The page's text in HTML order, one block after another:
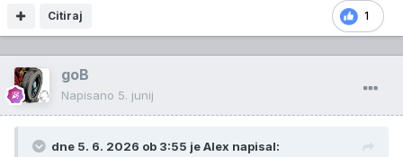
1
Citiraj
goB
Napisano 5. junij
dne 5. 6. 2026 ob 3:55 jeAlex napisal: